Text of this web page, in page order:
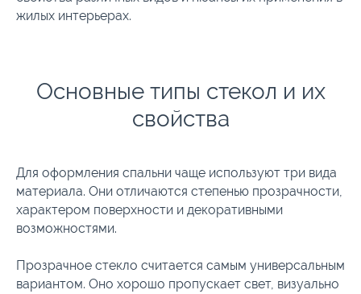
жилых интерьерах.
Основные типы стекол и их
свойства
Для оформления спальни чаще используют три вида
материала. Они отличаются степенью прозрачности,
характером поверхности и декоративными
возможностями.
Прозрачное стекло считается самым универсальным
вариантом. Оно хорошо пропускает свет, визуально